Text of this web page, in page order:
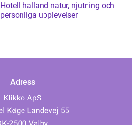
Hotell halland natur, njutning och
personliga upplevelser
Adress